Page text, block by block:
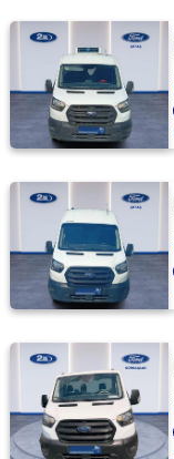
KAMYONET
410 L
MINIBUS
14+1 135
DELUX
410 L VAN
VAN
YÜKSEK
TAVAN
430 ED
EKSTRA
ÇIFT
ARKA
TEKER
440 E